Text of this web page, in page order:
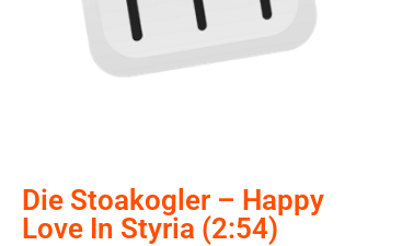
Die Stoakogler – Happy
Love In Styria (2:54)